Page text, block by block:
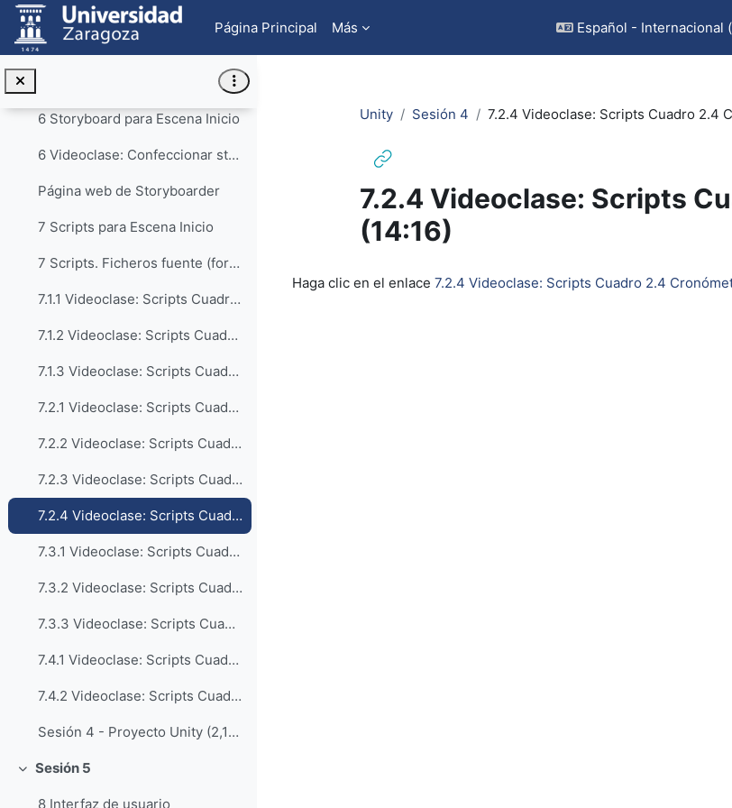
Salta al contenido principal
Página Principal
Más Español - Internacional
5 Escena 2D
5.4 Videoclase: Escena 2D. Fisica - Killzone (20:04)
6 Storyboard para Escena Inicio
6 Videoclase: Confeccionar storyboard con Storyboarder (17:57)
Página web de Storyboarder
7 Scripts para Escena Inicio
7 Scripts. Ficheros fuente (formato 7z)
7.1.1 Videoclase: Scripts Cuadro 1.1 Banda Sonora (25:46)
7.1.2 Videoclase: Scripts Cuadro 1.2 Premios (35:18)
7.1.3 Videoclase: Scripts Cuadro 1.3 Ocultar opciones (6:01)
7.2.1 Videoclase: Scripts Cuadro 2.1 Eliminar premio (13:43)
7.2.2 Videoclase: Scripts Cuadro 2.2 Emitir sonido (6:46)
7.2.3 Videoclase: Scripts Cuadro 2.3 Incrementar marcador (4:42)
7.2.4 Videoclase: Scripts Cuadro 2.4 Cronómetro (14:16)
7.3.1 Videoclase: Scripts Cuadro 3.1 Acciones (14:29)
7.3.2 Videoclase: Scripts Cuadro 3.2 Conjuntos de GameObjects (8:53)
7.3.3 Videoclase: Scripts Cuadro 3.3 Presentar Opciones(22:33)
7.4.1 Videoclase: Scripts Cuadro 4.1 Definir Collider (4:36)
7.4.2 Videoclase: Scripts Cuadro 4.2 Cambio de escena - Build Settings (18:44)
Sesión 4 - Proyecto Unity (2,18 GBy. Comprimido en 7z)
Colapsar
Sesión 5
8 Interfaz de usuario
Unity Sesión 4 7.2.4 Videoclase: Scripts Cuadro 2.4
7.2.4 Videoclase: Scripts
(14:16)
Haga clic en el enlace 7.2.4 Videoclase: Scripts Cuadro 2.4